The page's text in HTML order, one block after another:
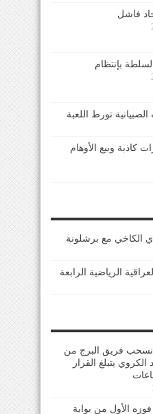
فاشل
بإنتظام
تورط اللعبة
كاذبة وبيع الأوهام
الكاخي مع برشلونة
الرياضية الرابعة
إنسحب فريق البرج من
الكروي يتبلغ القرار
الأول من بوابة